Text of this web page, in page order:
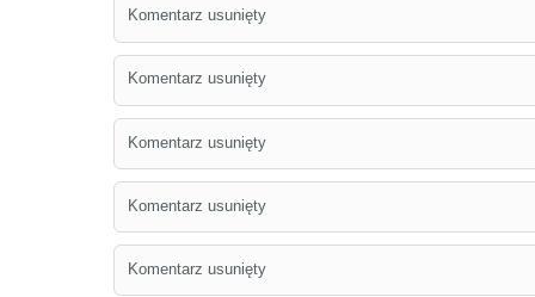
Komentarz usunięty
Komentarz usunięty
Komentarz usunięty
Komentarz usunięty
Komentarz usunięty